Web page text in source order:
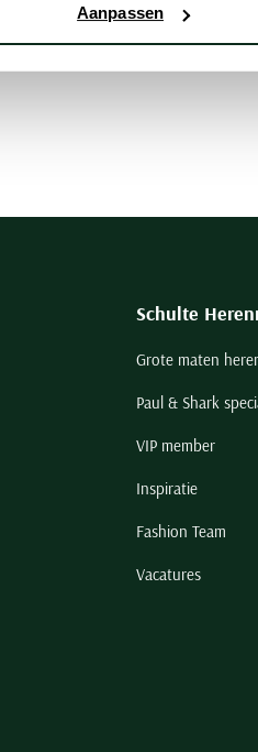
Aanpassen
€ 299,95
Schulte
Grote maten
Paul & Shark
VIP member
Inspiratie
Fashion Team
Vacatures